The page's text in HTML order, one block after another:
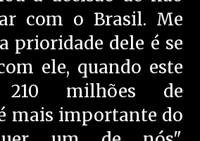
com o Brasil. Me
prioridade dele é se
ele, quando este
milhões de
mais importante do